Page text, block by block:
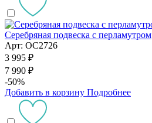
Серебряная подвеска с перламутром
Арт: OC2726
3 995 ₽
7 990 ₽
-50%
Добавить в корзину Подробнее